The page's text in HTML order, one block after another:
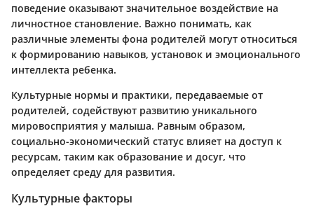
поведение оказывают значительное воздействие на
личностное становление. Важно понимать, как
различные элементы фона родителей могут относиться
к формированию навыков, установок и эмоционального
интеллекта ребенка.
Культурные нормы и практики, передаваемые от
родителей, содействуют развитию уникального
мировосприятия у малыша. Равным образом,
социально-экономический статус влияет на доступ к
ресурсам, таким как образование и досуг, что
определяет среду для развития.
Культурные факторы